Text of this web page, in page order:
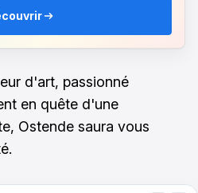
d'art, passionné
en quête d'une
Ostende saura vous